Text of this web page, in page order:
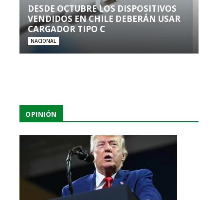
DESDE OCTUBRE LOS DISPOSITIVOS
VENDIDOS EN CHILE DEBERÁN USAR
CARGADOR TIPO C
NACIONAL
OPINIÓN